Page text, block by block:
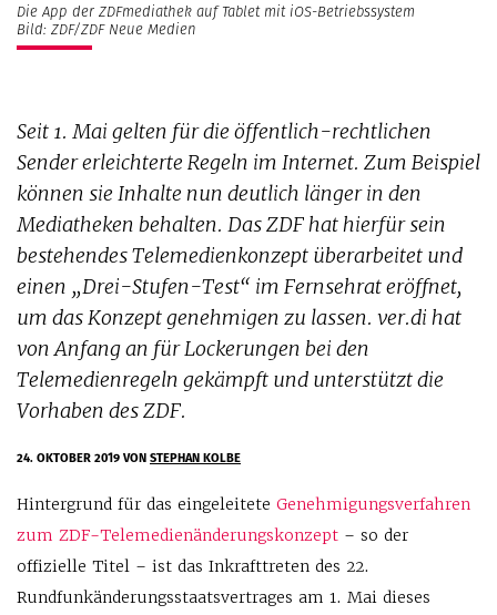
Die App der ZDFmediathek auf Tablet mit iOS-Betriebssystem
Bild: ZDF/ZDF Neue Medien
Seit 1. Mai gelten für die öffentlich-rechtlichen
Sender erleichterte Regeln im Internet. Zum Beispiel
können sie Inhalte nun deutlich länger in den
Mediatheken behalten. Das ZDF hat hierfür sein
bestehendes Telemedienkonzept überarbeitet und
einen „Drei-Stufen-Test“ im Fernsehrat eröffnet,
um das Konzept genehmigen zu lassen. ver.di hat
von Anfang an für Lockerungen bei den
Telemedienregeln gekämpft und unterstützt die
Vorhaben des ZDF.
24. OKTOBER 2019VONSTEPHAN KOLBE
Hintergrund für das eingeleitete Genehmigungsverfahren
zum ZDF-Telemedienänderungskonzept – so der
offizielle Titel – ist das Inkrafttreten des 22.
Rundfunkänderungsstaatsvertrages am 1. Mai dieses